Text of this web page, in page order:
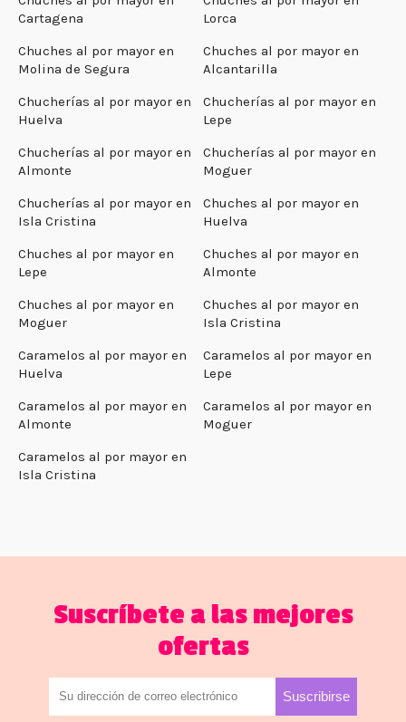
Cartagena
Lorca
Chuches al por mayor en
Molina de Segura
Chuches al por mayor en
Alcantarilla
Chucherías al por mayor en
Huelva
Chucherías al por mayor en
Lepe
Chucherías al por mayor en
Almonte
Chucherías al por mayor en
Moguer
Chucherías al por mayor en
Isla Cristina
Chuches al por mayor en
Huelva
Chuches al por mayor en
Lepe
Chuches al por mayor en
Almonte
Chuches al por mayor en
Moguer
Chuches al por mayor en
Isla Cristina
Caramelos al por mayor en
Huelva
Caramelos al por mayor en
Lepe
Caramelos al por mayor en
Almonte
Caramelos al por mayor en
Moguer
Caramelos al por mayor en
Isla Cristina
Suscríbete a las mejores
ofertas